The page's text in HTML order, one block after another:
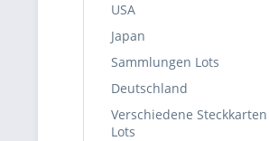
USA
Japan
Sammlungen Lots
Deutschland
Verschiedene Steckkarten
Lots